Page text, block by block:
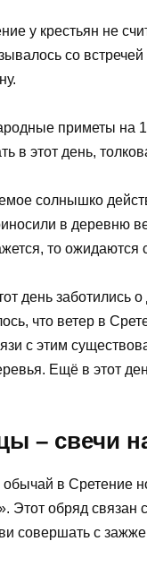
у крестьян не
со
солнышко
в деревню
то
день заботились
что ветер в
с этим
Ещё в этот
– свечи
в Сретение
Этот обряд связан
совершать с